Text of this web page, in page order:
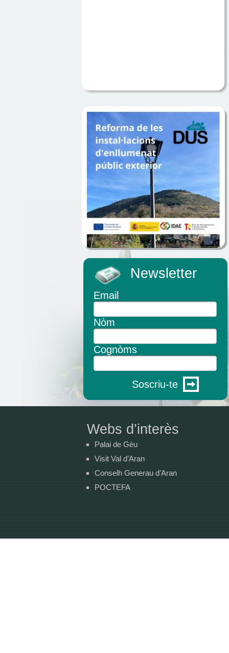
Newsletter
Email
Nòm
Cognòms
Soscriu-te
Webs d’interès
Palai de Gèu
Visit Val d’Aran
Conselh Generau d’Aran
POCTEFA